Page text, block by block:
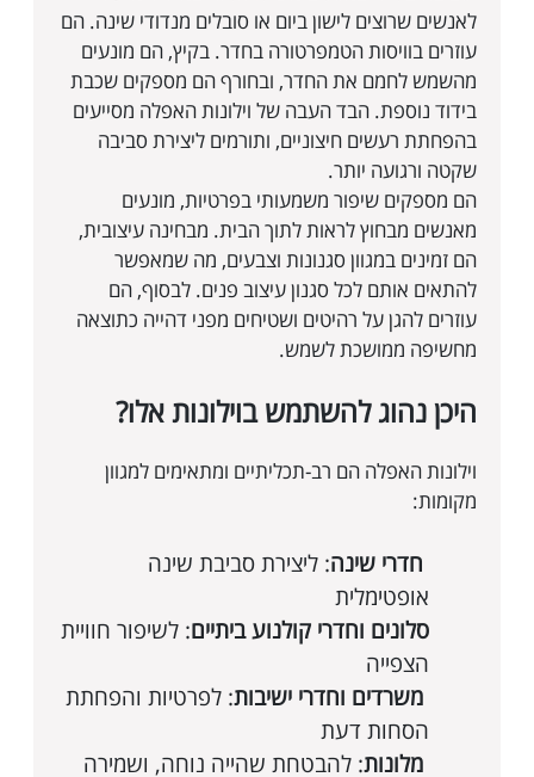
לאנשים שרוצים לישון ביום או סובלים מנדודי שינה. הם
עוזרים בוויסות הטמפרטורה בחדר. בקיץ, הם מונעים
מהשמש לחמם את החדר, ובחורף הם מספקים שכבת
בידוד נוספת. הבד העבה של וילונות האפלה מסייעים
בהפחתת רעשים חיצוניים, ותורמים ליצירת סביבה
שקטה ורגועה יותר.
הם מספקים שיפור משמעותי בפרטיות, מונעים
מאנשים מבחוץ לראות לתוך הבית. מבחינה עיצובית,
הם זמינים במגוון סגנונות וצבעים, מה שמאפשר
להתאים אותם לכל סגנון עיצוב פנים. לבסוף, הם
עוזרים להגן על רהיטים ושטיחים מפני דהייה כתוצאה
מחשיפה ממושכת לשמש.
היכן נהוג להשתמש בוילונות אלו?
וילונות האפלה הם רב-תכליתיים ומתאימים למגוון
מקומות:
חדרי שינה: ליצירת סביבת שינה
אופטימלית
סלונים וחדרי קולנוע ביתיים: לשיפור חוויית
הצפייה
משרדים וחדרי ישיבות: לפרטיות והפחתת
הסחות דעת
מלונות: להבטחת שהייה נוחה, ושמירה